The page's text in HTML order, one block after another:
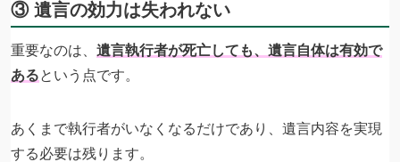
③ 遺言の効力は失われない
重要なのは、 遺言執行者が死亡しても、遺言自体は有効で
あるという点です。
あくまで執行者がいなくなるだけであり、遺言内容を実現
する必要は残ります。